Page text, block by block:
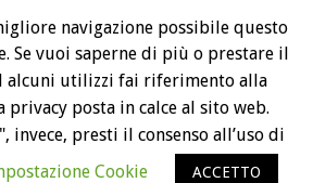
Airways e Ryanair contro
e la quarantena
navigazione possibile questo
Se vuoi saperne di più o prestare il
alcuni utilizzi fai riferimento alla
posta in calce al sito web.
invece, presti il consenso all’uso di
Cookie ACCETTO